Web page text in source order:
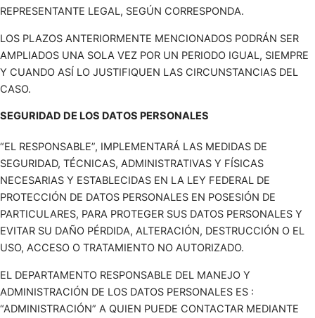
REPRESENTANTE LEGAL, SEGÚN CORRESPONDA.
LOS PLAZOS ANTERIORMENTE MENCIONADOS PODRÁN SER
AMPLIADOS UNA SOLA VEZ POR UN PERIODO IGUAL, SIEMPRE
Y CUANDO ASÍ LO JUSTIFIQUEN LAS CIRCUNSTANCIAS DEL
CASO.
SEGURIDAD DE LOS DATOS PERSONALES
“EL RESPONSABLE”, IMPLEMENTARÁ LAS MEDIDAS DE
SEGURIDAD, TÉCNICAS, ADMINISTRATIVAS Y FÍSICAS
NECESARIAS Y ESTABLECIDAS EN LA LEY FEDERAL DE
PROTECCIÓN DE DATOS PERSONALES EN POSESIÓN DE
PARTICULARES, PARA PROTEGER SUS DATOS PERSONALES Y
EVITAR SU DAÑO PÉRDIDA, ALTERACIÓN, DESTRUCCIÓN O EL
USO, ACCESO O TRATAMIENTO NO AUTORIZADO.
EL DEPARTAMENTO RESPONSABLE DEL MANEJO Y
ADMINISTRACIÓN DE LOS DATOS PERSONALES ES :
“ADMINISTRACIÓN” A QUIEN PUEDE CONTACTAR MEDIANTE